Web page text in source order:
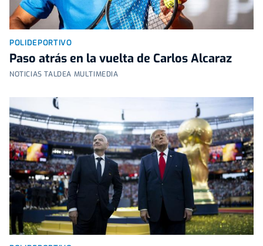
POLIDEPORTIVO
Paso atrás en la vuelta de Carlos Alcaraz
NOTICIAS TALDEA MULTIMEDIA